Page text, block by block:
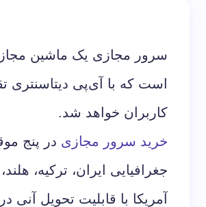
سرور مجازی یک ماشین
است که با آی‌پی دیتاسنتری
کاربران خواهد شد.
خرید سرور مجازی در پنج
جغرافیایی ایران، ترکیه،
آمریکا با قابلیت تحویل آنی